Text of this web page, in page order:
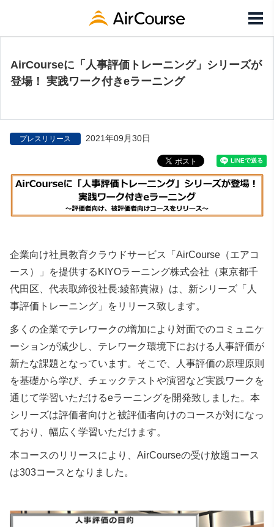
AirCourseに「人事評価トレーニング」シリーズが
登場！ 実践ワーク付きeラーニング
プレスリリース 2021年09月30日
企業向け社員教育クラウドサービス「AirCourse（エアコ
ース）」を提供するKIYOラーニング株式会社（東京都千
代田区、代表取締役社長:綾部貴淑）は、新シリーズ「人
事評価トレーニング」をリリース致します。
多くの企業でテレワークの増加により対面でのコミュニケ
ーションが減少し、テレワーク環境下における人事評価が
新たな課題となっています。そこで、人事評価の原理原則
を基礎から学び、チェックテストや演習など実践ワークを
通じて学習いただけるeラーニングを開発致しました。本
シリーズは評価者向けと被評価者向けのコースが対になっ
ており、幅広く学習いただけます。
本コースのリリースにより、AirCourseの受け放題コース
は303コースとなりました。